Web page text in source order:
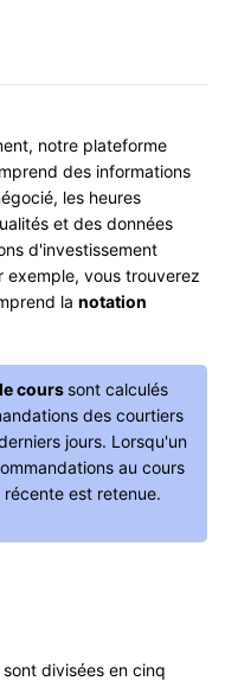
notre plateforme
des informations
les heures
et des données
d'investissement
exemple, vous trouverez
la notation
courssont calculés
des courtiers
jours. Lorsqu'un
au cours
est retenue.
divisées en cinq